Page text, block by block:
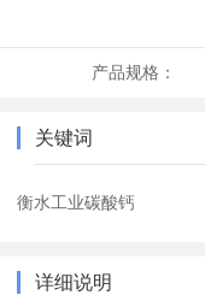
产品规格：
关键词
衡水工业碳酸钙
详细说明